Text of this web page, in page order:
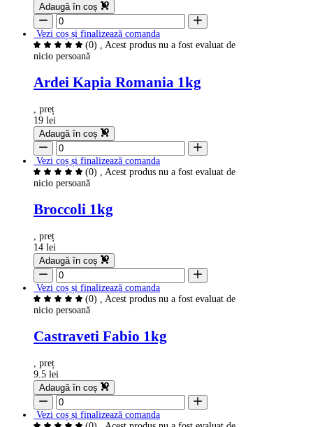
Adaugă în coș
Vezi coș și finalizează comanda
(0) , Acest produs nu a fost evaluat de
nicio persoană
Ardei Kapia Romania 1kg
, preț
19 lei
Adaugă în coș
Vezi coș și finalizează comanda
(0)
, Acest produs nu a fost evaluat de
nicio persoană
Broccoli 1kg
, preț
14 lei
Adaugă în coș
Vezi coș și finalizează comanda
(0)
, Acest produs nu a fost evaluat de
nicio persoană
Castraveti Fabio 1kg
, preț
9.5 lei
Adaugă în coș
Vezi coș și finalizează comanda